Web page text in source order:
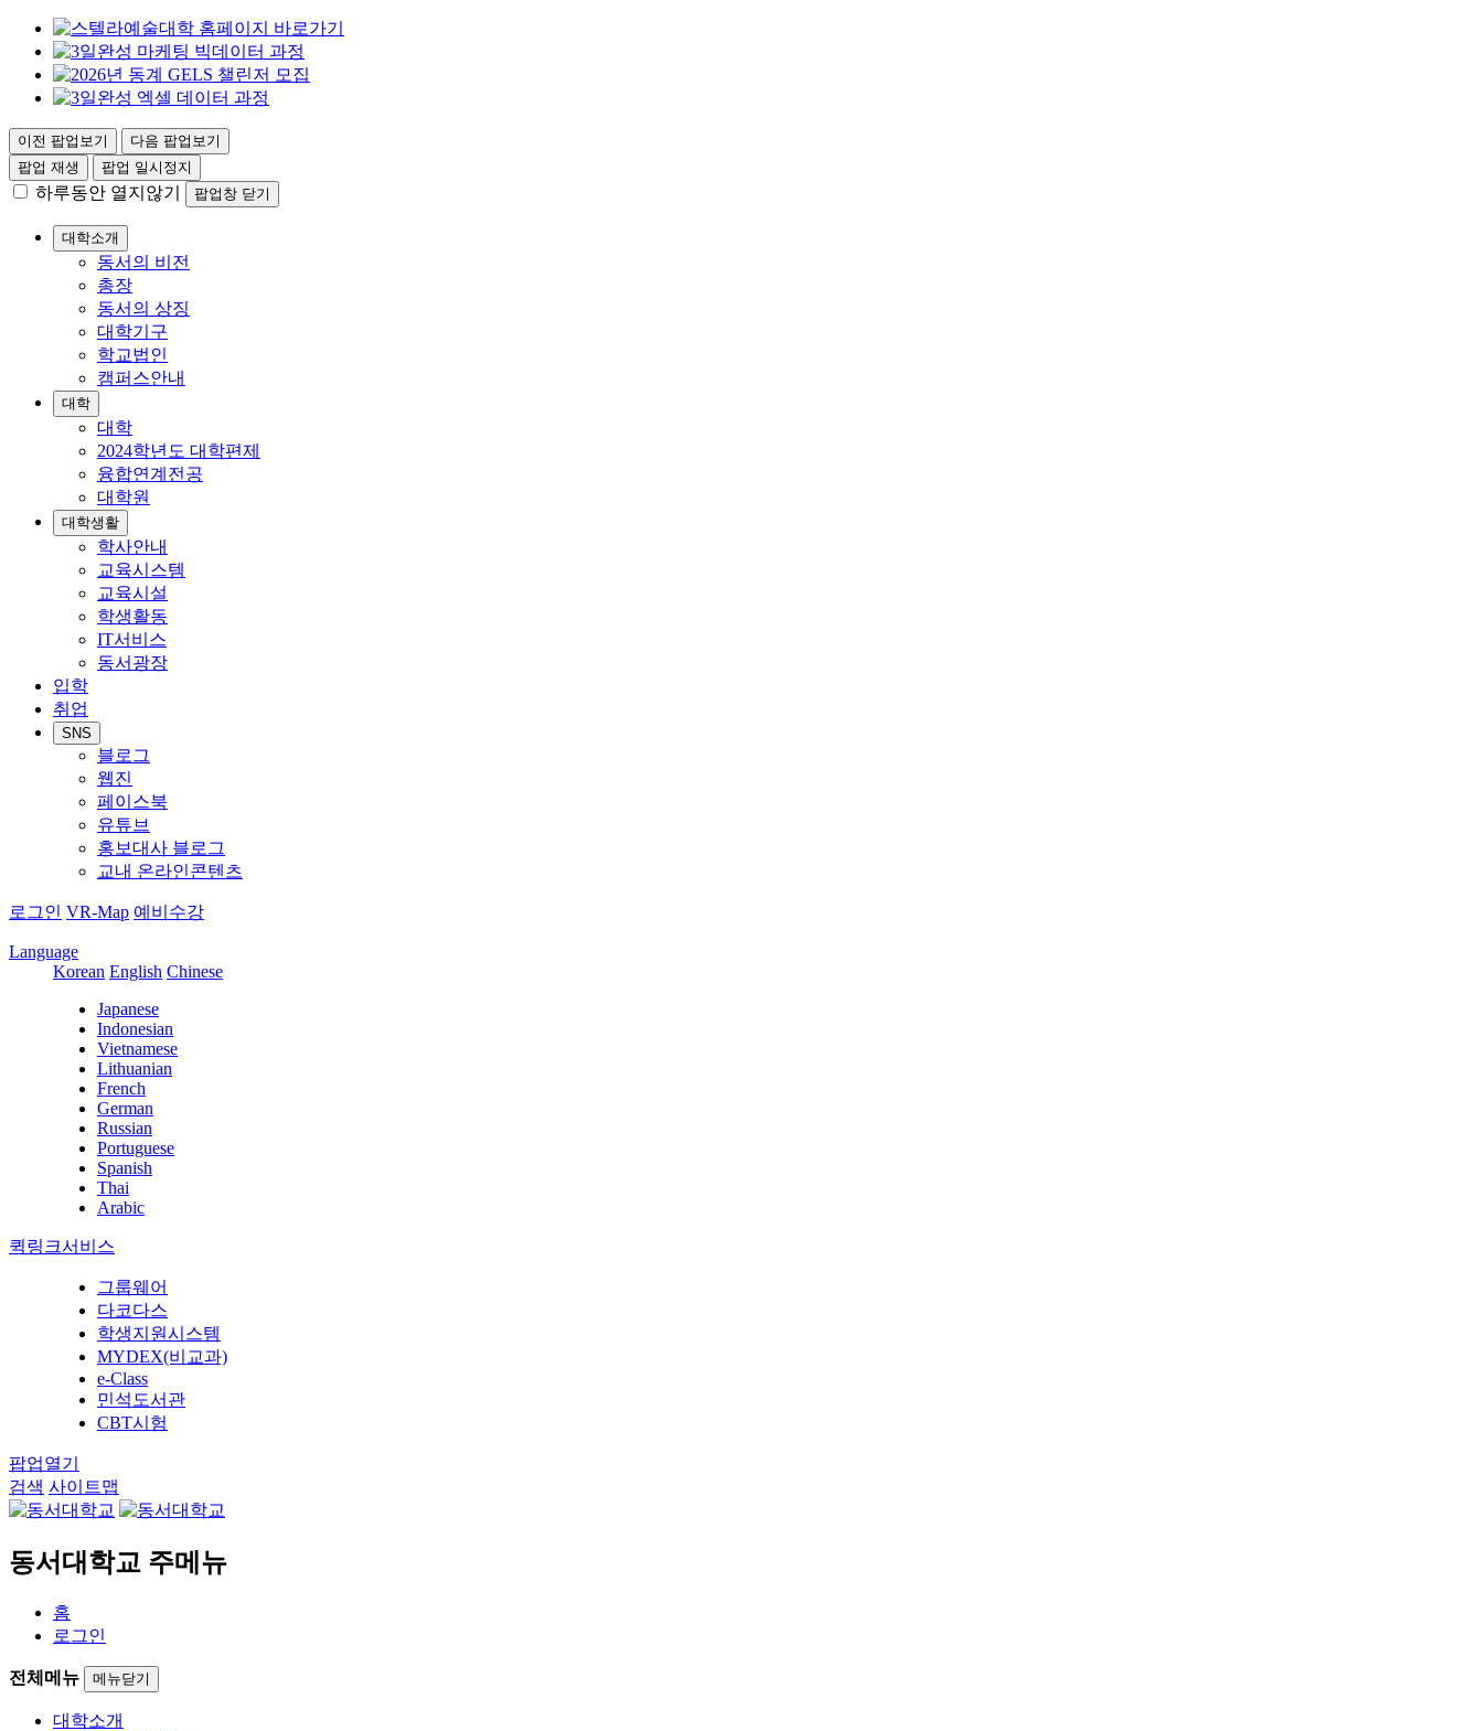
이전 팝업보기
다음 팝업보기
팝업 재생
팝업 일시정지
하루동안 열지않기 팝업창 닫기
대학소개
동서의 비전
총장
동서의 상징
대학기구
학교법인
캠퍼스안내
대학
대학
2024학년도 대학편제
융합연계전공
대학원
대학생활
학사안내
교육시스템
교육시설
학생활동
IT서비스
동서광장
입학
취업
SNS
블로그
웹진
페이스북
유튜브
홍보대사 블로그
교내 온라인콘텐츠
로그인 VR-Map 예비수강
Language
Korean English Chinese
Japanese
Indonesian
Vietnamese
Lithuanian
French
German
Russian
Portuguese
Spanish
Thai
Arabic
퀵링크서비스
그룹웨어
다코다스
학생지원시스템
MYDEX(비교과)
e-Class
민석도서관
CBT시험
팝업열기
검색 사이트맵
동서대학교 주메뉴
홈
로그인
전체메뉴 메뉴닫기
대학소개